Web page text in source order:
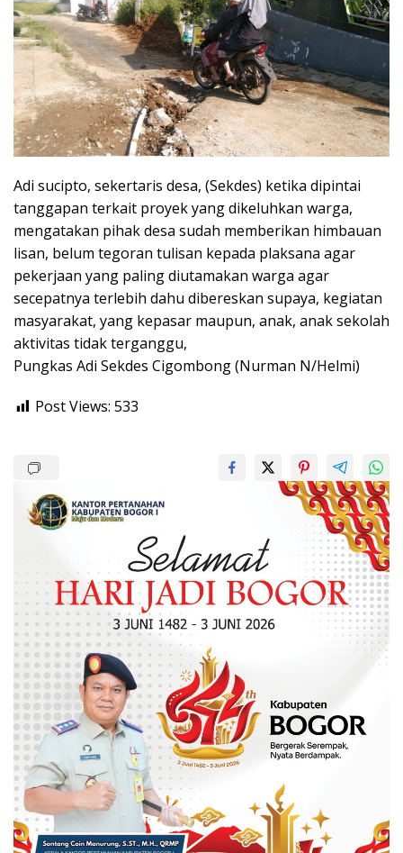
Adi sucipto, sekertaris desa, (Sekdes) ketika dipintai
tanggapan terkait proyek yang dikeluhkan warga,
mengatakan pihak desa sudah memberikan himbauan
lisan, belum tegoran tulisan kepada plaksana agar
pekerjaan yang paling diutamakan warga agar
secepatnya terlebih dahu dibereskan supaya, kegiatan
masyarakat, yang kepasar maupun, anak, anak sekolah
aktivitas tidak terganggu,
Pungkas Adi Sekdes Cigombong (Nurman N/Helmi)
Post Views: 533